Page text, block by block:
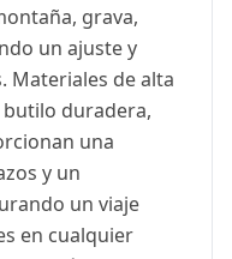
grava,
un ajuste y
Materiales de alta
butilo duradera,
una
y un
un viaje
en cualquier